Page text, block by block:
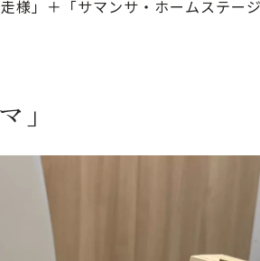
様」＋「サマンサ・ホームステー
」